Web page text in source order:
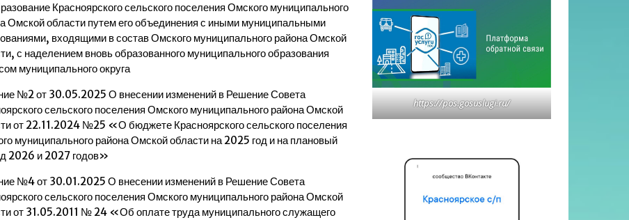
Красноярского сельского поселения Омского муниципального
Омской области путем его объединения с иными муниципальными
входящими в состав Омского муниципального района Омской
с наделением вновь образованного муниципального образования
муниципального округа
№2 от 30.05.2025 О внесении изменений в Решение Совета
сельского поселения Омского муниципального района Омской
от 22.11.2024 №25 «О бюджете Красноярского сельского поселения
муниципального района Омской области на 2025 год и на плановый
2026 и 2027 годов»
№4 от 30.01.2025 О внесении изменений в Решение Совета
сельского поселения Омского муниципального района Омской
от 31.05.2011 № 24 «Об оплате труда муниципального служащего
https://pos.gosuslugi.ru/